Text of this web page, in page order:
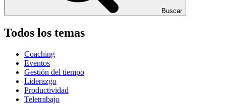
Buscar
Todos los temas
Coaching
Eventos
Gestión del tiempo
Liderazgo
Productividad
Teletrabajo